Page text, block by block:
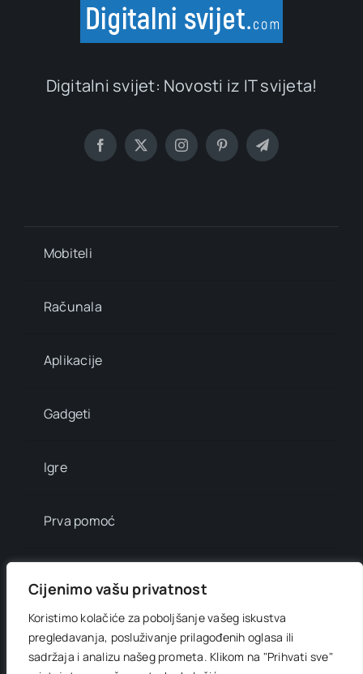
Cijenimo vašu privatnost
Koristimo kolačiće za poboljšanje vašeg iskustva
pregledavanja, posluživanje prilagođenih oglasa ili
sadržaja i analizu našeg prometa. Klikom na "Prihvati sve"
Digitalni svijet: Novosti iz IT svijeta!
Mobiteli
Računala
Aplikacije
Gadgeti
Igre
Prva pomoć
Info brojevi